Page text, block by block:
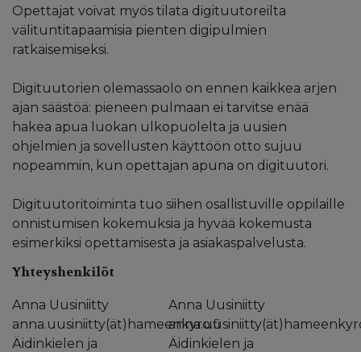
Opettajat voivat myös tilata digituutoreilta
välituntitapaamisia pienten digipulmien
ratkaisemiseksi.
Digituutorien olemassaolo on ennen kaikkea arjen
ajan säästöä: pieneen pulmaan ei tarvitse enää
hakea apua luokan ulkopuolelta ja uusien
ohjelmien ja sovellusten käyttöön otto sujuu
nopeammin, kun opettajan apuna on digituutori.
Digituutoritoiminta tuo siihen osallistuville oppilaille
onnistumisen kokemuksia ja hyvää kokemusta
esimerkiksi opettamisesta ja asiakaspalvelusta.
Yhteyshenkilöt
Anna Uusiniitty
anna.uusiniitty(ät)hameenkyro.fi
Äidinkielen ja
Anna Uusiniitty
Äidinkielen ja